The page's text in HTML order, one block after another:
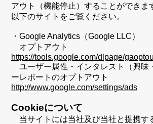
アウト（機能停止）することができま
以下のサイトをご覧ください。
・Google Analytics（Google LLC）
オプトアウト
https://tools.google.com/dlpage/
ユーザー属性・インタレスト（興味
ーレポートのオプトアウト
http://www.google.com/settings/ads
Cookieについて
当サイトには当社及び当社と提携す